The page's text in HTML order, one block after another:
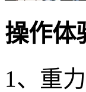
操作体
1、重